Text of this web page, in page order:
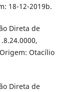
18-12-2019b.
Direta de
Otacílio
Direta de